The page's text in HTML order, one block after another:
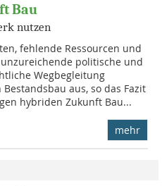
Bau
nutzen
fehlende Ressourcen und
politische und
Wegbegleitung
aus, so das Fazit
hybriden Zukunft Bau...
mehr